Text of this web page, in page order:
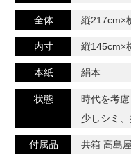
全体 縦217cm×
内寸 縦145cm×
本紙 絹本
状態
時代を考慮
少しシミ、
付属品 共箱 高島